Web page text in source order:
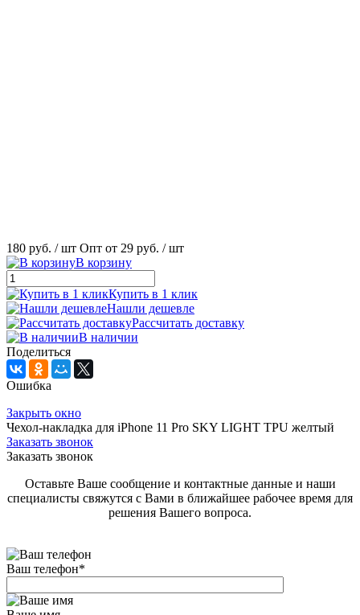
180 руб. / шт Опт от 29 руб. / шт
В корзину
Купить в 1 клик
Нашли дешевле
Рассчитать доставку
В наличии
Поделиться
Ошибка
Закрыть окно
Чехол-накладка для iPhone 11 Pro SKY LIGHT TPU желтый
Заказать звонок
Заказать звонок
Оставьте Ваше сообщение и контактные данные и наши
специалисты свяжутся с Вами в ближайшее рабочее время для
решения Вашего вопроса.
Ваш телефон*